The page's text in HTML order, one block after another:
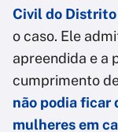
Civil do
o caso. Ele
apreendida e a
cumprimento
não podia ficar
mulheres em